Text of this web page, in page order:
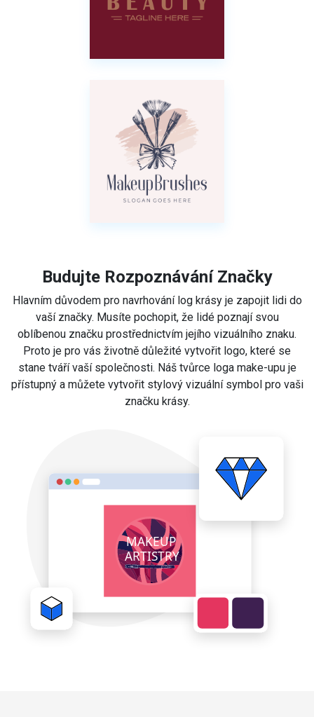
Budujte Rozpoznávání Značky
Hlavním důvodem pro navrhování log krásy je zapojit lidi do
vaší značky. Musíte pochopit, že lidé poznají svou
oblíbenou značku prostřednictvím jejího vizuálního znaku.
Proto je pro vás životně důležité vytvořit logo, které se
stane tváří vaší společnosti. Náš tvůrce loga make-upu je
přístupný a můžete vytvořit stylový vizuální symbol pro vaši
značku krásy.